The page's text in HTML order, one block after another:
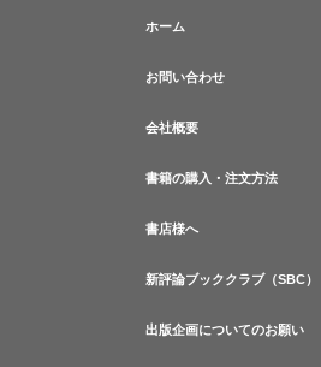
ホーム
お問い合わせ
会社概要
書籍の購入・注文方法
書店様へ
新評論ブッククラブ（SBC）
出版企画についてのお願い